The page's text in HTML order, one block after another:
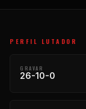
PERFIL LUTADOR
GRAVAR
26-10-0